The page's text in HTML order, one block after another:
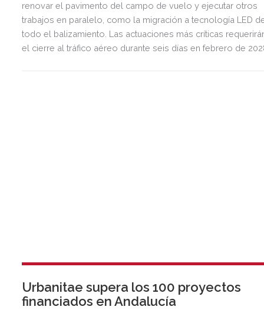
renovar el pavimento del campo de vuelo y ejecutar otros
trabajos en paralelo, como la migración a tecnología LED
todo el balizamiento. Las actuaciones más críticas
el cierre al tráfico aéreo durante seis días en febrero de
Urbanitae supera los 100 proyectos
financiados en Andalucía